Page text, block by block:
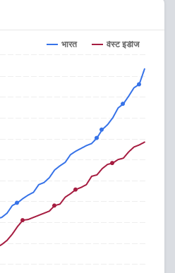
भारत वेस्ट इंडीज